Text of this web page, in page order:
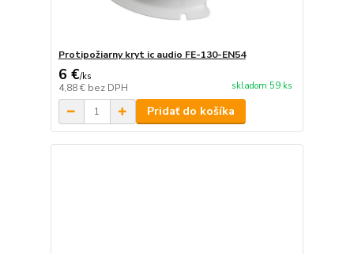
Protipožiarny kryt ic audio FE-130-EN54
6 €/ks
4,88 € bez DPH skladom 59 ks
Pridať do košíka